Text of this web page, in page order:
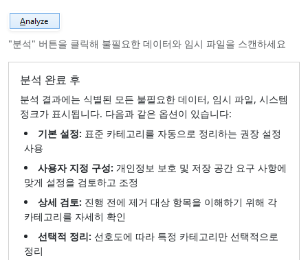
"분석" 버튼을 클릭해 불필요한 데이터와 임시 파일을 스캔하세요
분석 완료 후
분석 결과에는 식별된 모든 불필요한 데이터, 임시 파일, 시스템
정크가 표시됩니다. 다음과 같은 옵션이 있습니다:
기본 설정: 표준 카테고리를 자동으로 정리하는 권장 설정
사용
사용자 지정 구성: 개인정보 보호 및 저장 공간 요구 사항에
맞게 설정을 검토하고 조정
상세 검토: 진행 전에 제거 대상 항목을 이해하기 위해 각
카테고리를 자세히 확인
선택적 정리: 선호도에 따라 특정 카테고리만 선택적으로
정리